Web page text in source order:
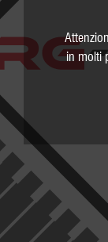
in molti